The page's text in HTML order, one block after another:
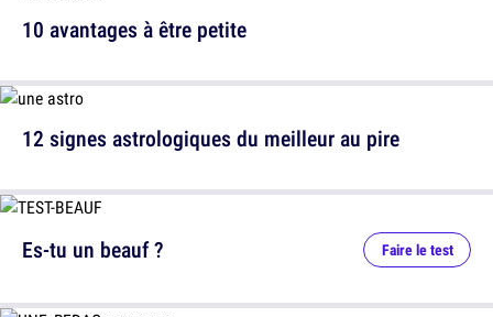
10 avantages à être petite
12 signes astrologiques du meilleur au pire
Es-tu un beauf ? Faire le test